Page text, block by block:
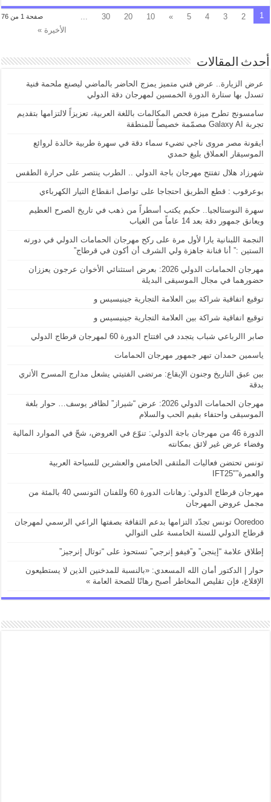
صفحة 1 من 76 1
2
3
4
5
»
10
20
30
الأخيرة »
أحدث المقالات
عرض الزيارة.. عرض فني متميز يمزج الحاضر بالماضي ليصنع ملحمة فنية
تسدل بها ستارة الدورة الخمسين لمهرجان دقة الدولي
سامسونج تطرح ميزة فحص المكالمات باللغة العربية، تعزيزاً لالتزامها بتقديم
تجربة Galaxy AI مصمّمة خصيصاً للمنطقة
ايقونة مصر مروى ناجي تضيء سماء دقة في سهرة طربية خالدة لروائع
الموسيقار العملاق بليغ حمدي
شهرزاد هلال تفتتح مهرجان باجة الدولي .. الطرب ينتصر على حرارة الطقس
بوعرقوب : قطع الطريق احتجاجا على تواصل انقطاع التيار الكهرباءي
سهرة النوستالجيا.. حكيم يكتب أسطراً من ذهب في تاريخ الصرح العظيم
ويعانق جمهور دقة بعد 14 عاماً من الغياب
النجمة اللبنانية يارا لأول مرة على ركح مهرجان الحمامات الدولي في دورته
الستين :” أنا فنانة جاهزة ولي الشرف أن أكون في قرطاج”
مهرجان الحمامات الدولي 2026: بعرض استثنائي الأخوان عرجون يعززان
حضورهما في مجال الموسيقى البديلة
توقيع اتفاقية شراكة بين العلامة التجارية جينيسيس و
توقيع اتفاقية شراكة بين العلامة التجارية جينيسيس و
صابر االرباعي شباب يتجدد في افتتاح الدورة 60 لمهرجان قرطاج الدولي
ياسمين حمدان تبهر جمهور مهرجان الحمامات
بين عبق التاريخ وجنون الإيقاع: مرتضى الفتيتي يشعل مدارج المسرح الأثري
بدقة
مهرجان الحمامات الدولي 2026: عرض “شيراز” لظافر يوسف… حوار بلغة
الموسيقى واحتفاء بقيم الحب والسلام
الدورة 46 من مهرجان باجة الدولي: تنوّع في العروض، شحّ في الموارد المالية
وفضاء عرض غير لائق بمكانته
تونس تحتضن فعاليات الملتقى الخامس والعشرين للسياحة العربية
والعمرة”IFT25″
مهرجان قرطاج الدولي: رهانات الدورة 60 وللفنان التونسي 40 بالمئة من
مجمل عروض المهرجان
Ooredoo تونس تجدّد التزامها بدعم الثقافة بصفتها الراعي الرسمي لمهرجان
قرطاج الدولي للسنة الخامسة على التوالي
إطلاق علامة “إينجن” و”فيفو إنرجي” تستحوذ على “توتال إنرجيز”
حوار | الدكتور أمان الله المسعدي: «بالنسبة للمدخنين الذين لا يستطيعون
الإقلاع، فإن تقليص المخاطر أصبح رهانًا للصحة العامة »